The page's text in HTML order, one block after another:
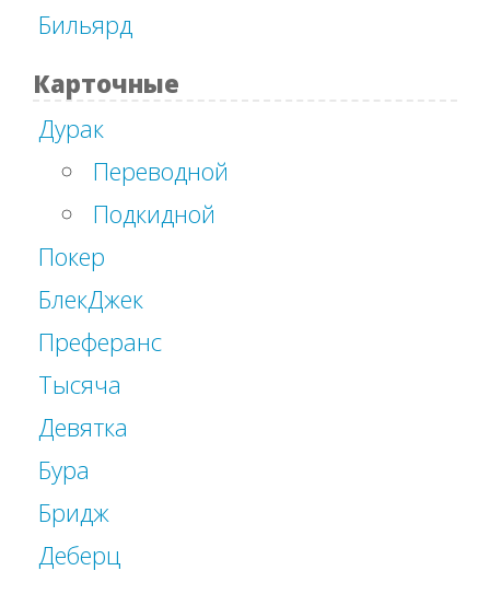
Бильярд
Карточные
Дурак
Переводной
Подкидной
Покер
БлекДжек
Преферанс
Тысяча
Девятка
Бура
Бридж
Деберц